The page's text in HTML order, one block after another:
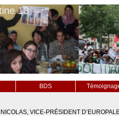
13
BDS
NICOLAS, VICE-PRÉSIDENT